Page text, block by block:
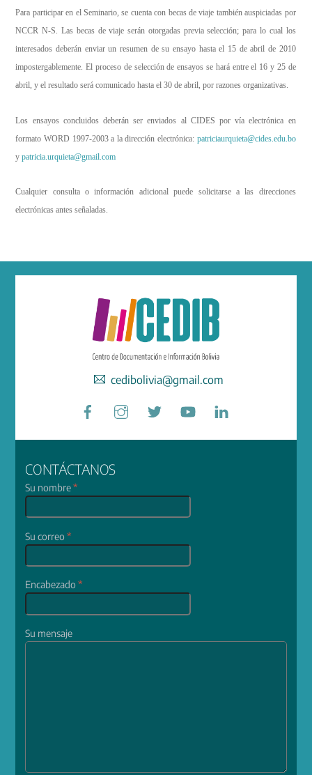
Para participar en el Seminario, se cuenta con becas de viaje también auspiciadas por
NCCR N-S. Las becas de viaje serán otorgadas previa selección; para lo cual los
interesados deberán enviar un resumen de su ensayo hasta el 15 de abril de 2010
impostergablemente. El proceso de selección de ensayos se hará entre el 16 y 25 de
abril, y el resultado será comunicado hasta el 30 de abril, por razones organizativas.
Los ensayos concluidos deberán ser enviados al CIDES por vía electrónica en
formato WORD 1997-2003 a la dirección electrónica: patriciaurquieta@cides.edu.bo
ypatricia.urquieta@gmail.com
Cualquier consulta o información adicional puede solicitarse a las direcciones
electrónicas antes señaladas.
cedibolivia@gmail.com
Facebook
CONTÁCTANOS
Su nombre*
Su correo*
Encabezado*
Su mensaje